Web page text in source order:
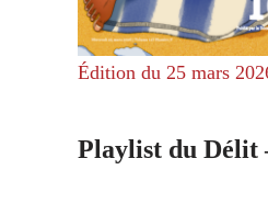
Édition du 25 mars
Playlist du Délit